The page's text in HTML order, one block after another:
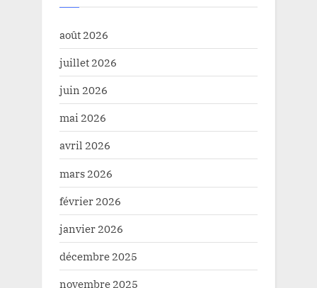
août 2026
juillet 2026
juin 2026
mai 2026
avril 2026
mars 2026
février 2026
janvier 2026
décembre 2025
novembre 2025